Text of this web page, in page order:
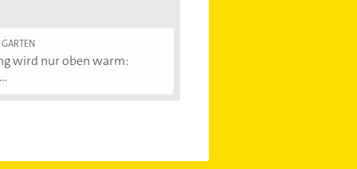
wird nur oben warm: